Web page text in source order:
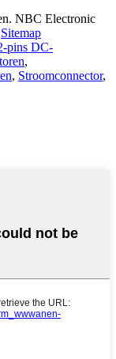
NBC Electronic
Sitemap
pins DC-
,
, Stroomconnector,